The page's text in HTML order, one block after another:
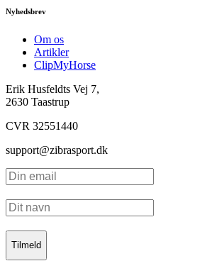
Nyhedsbrev
Om os
Artikler
ClipMyHorse
Erik Husfeldts Vej 7,
2630 Taastrup
CVR 32551440
support@zibrasport.dk
Tilmeld